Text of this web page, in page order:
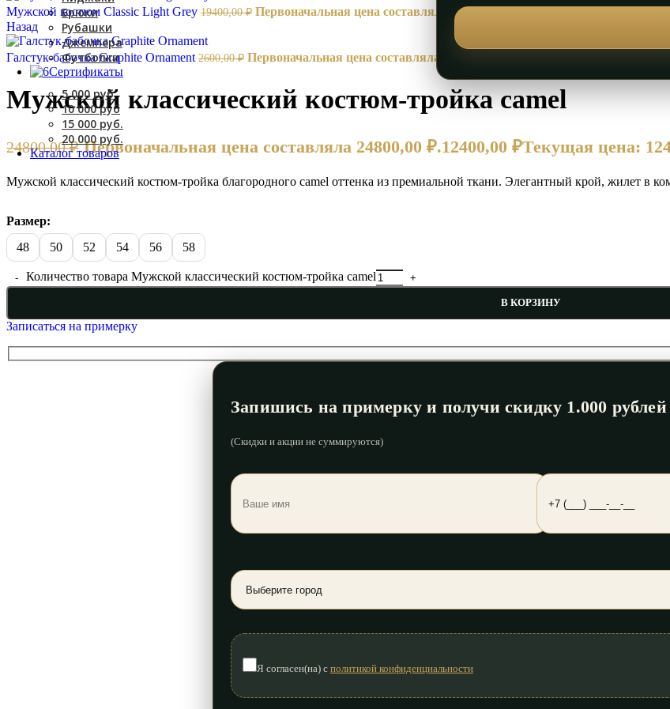
Брюки
Рубашки
Джемпера
Футболки
Сертификаты
5 000 руб.
10 000 руб
15 000 руб.
20 000 руб.
Каталог товаров
Мужской костюм Classic Light Grey 19400,00₽ Первоначальная цена составляла 19400,00 ₽.
Назад
Галстук-бабочка Graphite Ornament 2600,00₽ Первоначальная цена составляла 2600,00 ₽.
Мужской классический костюм-тройка camel
24800,00₽ Первоначальная цена составляла 24800,00 ₽.12400,00 ₽Текущая цена:
Мужской классический костюм-тройка благородного camel оттенка из премиальной ткани. Элегантный крой, жилет в
Размер:
48
50 52 54 56 58
Количество товара Мужской классический костюм-тройка camel
В КОРЗИНУ
Записаться на примерку
Запишись на примерку и получи скидку 1.000 рублей
(Скидки и акции не суммируются)
Я согласен(на) с политикой конфиденциальности